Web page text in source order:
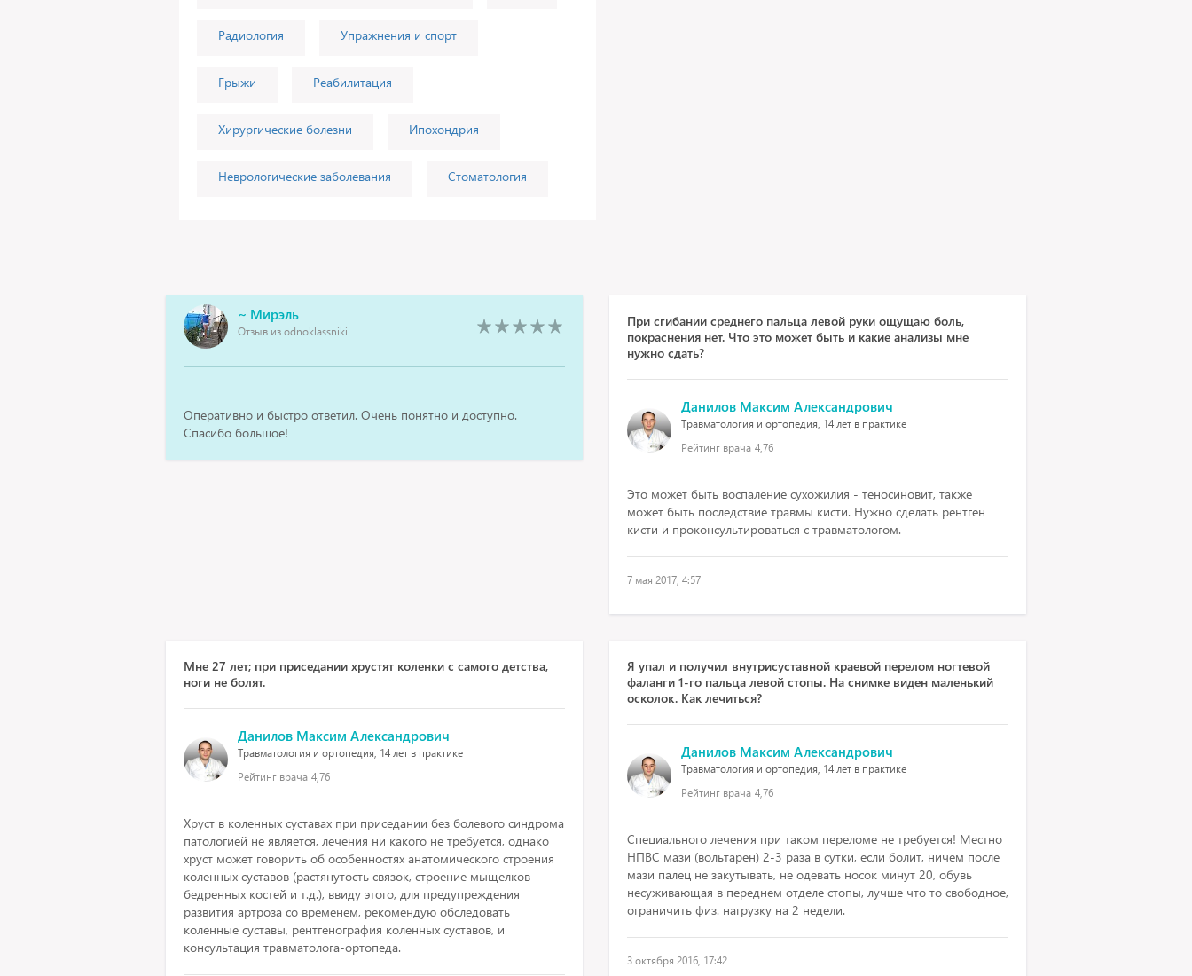
Радиология Упражнения и спорт
Грыжи Реабилитация
Хирургические болезни Ипохондрия
Неврологические заболевания Стоматология
~ Мирэль
Отзыв из odnoklassniki
Оперативно и быстро ответил. Очень понятно и доступно.
Спасибо большое!
При сгибании среднего пальца левой руки ощущаю боль,
покраснения нет. Что это может быть и какие анализы мне
нужно сдать?
Данилов Максим Александрович
Травматология и ортопедия, 14 лет в практике
Рейтинг врача 4,76
Это может быть воспаление сухожилия - теносиновит, также
может быть последствие травмы кисти. Нужно сделать рентген
кисти и проконсультироваться с травматологом.
7 мая 2017, 4:57
Мне 27 лет; при приседании хрустят коленки с самого детства,
ноги не болят.
Данилов Максим Александрович
Травматология и ортопедия, 14 лет в практике
Рейтинг врача 4,76
Хруст в коленных суставах при приседании без болевого синдрома
патологией не является, лечения ни какого не требуется, однако
хруст может говорить об особенностях анатомического строения
коленных суставов (растянутость связок, строение мыщелков
бедренных костей и т.д.), ввиду этого, для предупреждения
развития артроза со временем, рекомендую обследовать
коленные суставы, рентгенография коленных суставов, и
консультация травматолога-ортопеда.
Я упал и получил внутрисуставной краевой перелом ногтевой
фаланги 1-го пальца левой стопы. На снимке виден маленький
осколок. Как лечиться?
Данилов Максим Александрович
Травматология и ортопедия, 14 лет в практике
Рейтинг врача 4,76
Специального лечения при таком переломе не требуется! Местно
НПВС мази (вольтарен) 2-3 раза в сутки, если болит, ничем после
мази палец не закутывать, не одевать носок минут 20, обувь
несуживающая в переднем отделе стопы, лучше что то свободное,
ограничить физ. нагрузку на 2 недели.
3 октября 2016, 17:42